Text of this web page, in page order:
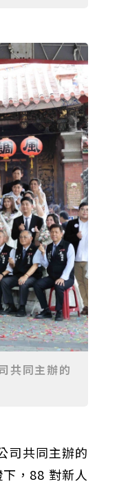
共同主辦的
司共同主辦的
，88 對新人